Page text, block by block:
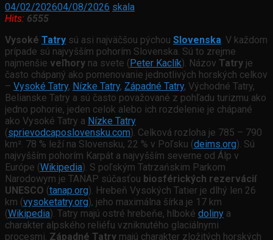
04/02/202604/08/2026 skala
Hits: 6555
Vysoké Tatry sú asi najväčšou pýchou Slovenska. V každom
prípade sú najvyšším pohorím Slovenska. Sú to zrejme
najmenšie veľhory na svete (Peter Kaclík). Názov Tatry je
často chápaný ako pomenovanie jednotlivých horských celkov
– Vysoké Tatry, Nízke Tatry, Západné Tatry, Východné Tatry,
Belianske Tatry a sú často považované z pohľadu turizmu ako
jedno pohorie, jeden celok alebo ich rozdelenie je chápané
ako Vysoké Tatry a Nízke Tatry
(sprievodcaposlovensku.com). Celková rozloha je 785 – 790
km². 78 % leží na Slovensku, 22 % v Poľsku (deims.org). Sú
najvyšším pohorím Karpát a najvyšším severne od Álp v
Európe (Wikipedia). S poľským Tatrzańskim Parkom
Narodowym je TANAP súčasťou biosférických rezervácií
UNESCO (tanap.org). Hrebeň Vysokých Tatier je dlhý len 26
km (vysoketatry.org), jeho maximálna šírka je 17 km
(Wikipedia). Tatry majú ostré hrebeňe, hlboké doliny a
charakter alpského reliéfu vzniknutého glaciálnymi
procesmi. Západné Tatry majú charakter zložitých horských